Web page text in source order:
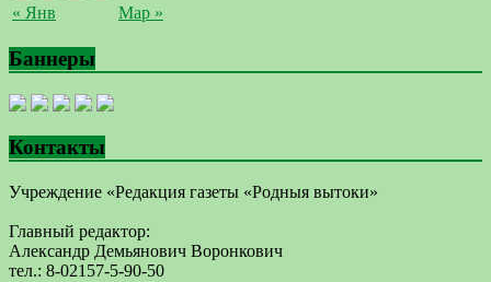
« Янв Мар »
Баннеры
Контакты
Учреждение «Редакция газеты «Родныя вытоки»
Главный редактор:
Александр Демьянович Воронкович
тел.: 8-02157-5-90-50